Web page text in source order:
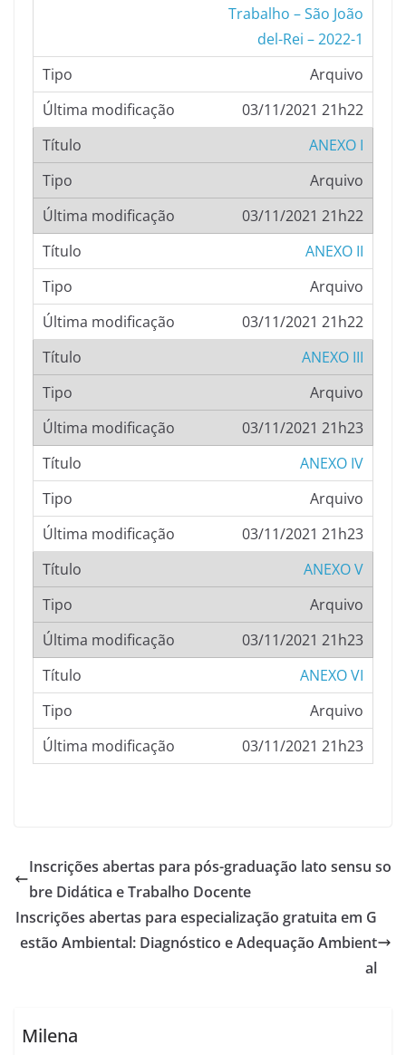
Trabalho – São João
del-Rei – 2022-1
Arquivo
03/11/2021 21h22
ANEXO I
Arquivo
03/11/2021 21h22
ANEXO II
Arquivo
03/11/2021 21h22
ANEXO III
Arquivo
03/11/2021 21h23
ANEXO IV
Arquivo
03/11/2021 21h23
ANEXO V
Arquivo
03/11/2021 21h23
ANEXO VI
Arquivo
03/11/2021 21h23
Inscrições abertas para pós-graduação lato sensu so
bre Didática e Trabalho Docente
Inscrições abertas para especialização gratuita em G
estão Ambiental: Diagnóstico e Adequação Ambient
al
Milena